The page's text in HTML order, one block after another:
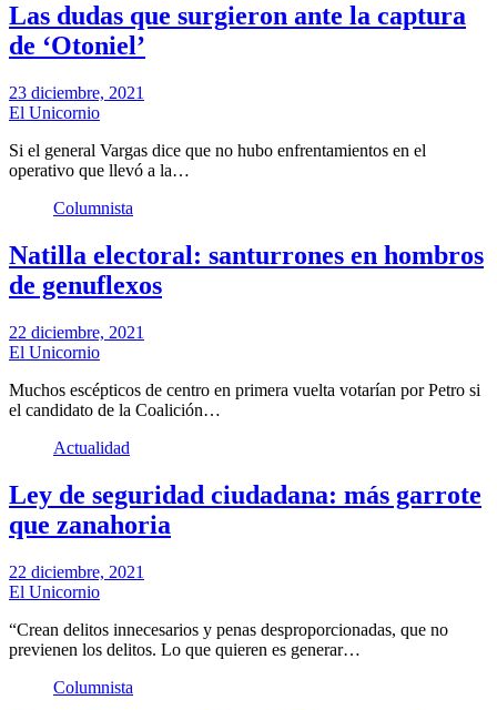
Las dudas que surgieron ante la captura
de ‘Otoniel’
23 diciembre, 2021
El Unicornio
Si el general Vargas dice que no hubo enfrentamientos en el
operativo que llevó a la…
Columnista
Natilla electoral: santurrones en hombros
de genuflexos
22 diciembre, 2021
El Unicornio
Muchos escépticos de centro en primera vuelta votarían por Petro si
el candidato de la Coalición…
Actualidad
Ley de seguridad ciudadana: más garrote
que zanahoria
22 diciembre, 2021
El Unicornio
“Crean delitos innecesarios y penas desproporcionadas, que no
previenen los delitos. Lo que quieren es generar…
Columnista